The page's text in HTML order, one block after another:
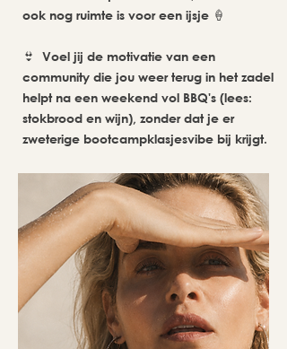
ook nog ruimte is voor een ijsje 🍦
👙 Voel jij de motivatie van een
community die jou weer terug in het zadel
helpt na een weekend vol BBQ's (lees:
stokbrood en wijn), zonder dat je er
zweterige bootcampklasjesvibe bij krijgt.